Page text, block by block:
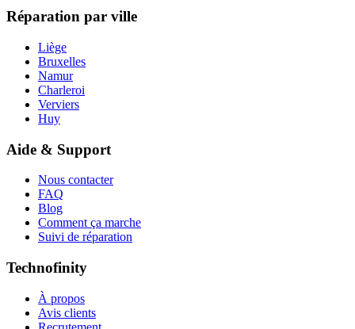
Réparation par ville
Liège
Bruxelles
Namur
Charleroi
Verviers
Huy
Aide & Support
Nous contacter
FAQ
Blog
Comment ça marche
Suivi de réparation
Technofinity
À propos
Avis clients